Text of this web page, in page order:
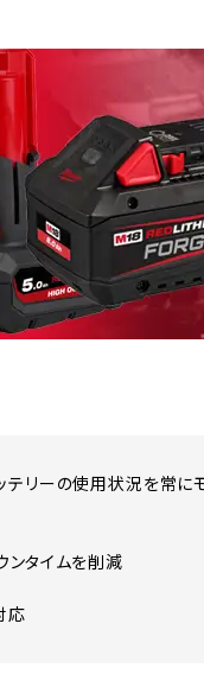
リーの使用状況を常に
ンタイムを削減
応